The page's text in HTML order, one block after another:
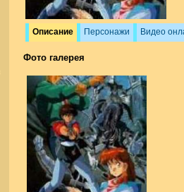
Описание Персонажи Видео
Фото галерея